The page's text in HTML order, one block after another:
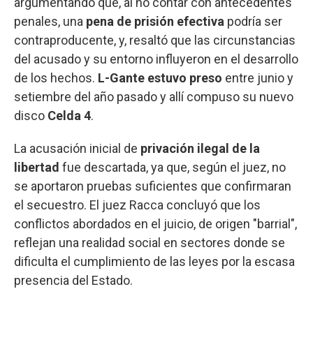
penales, una pena de prisión efectiva podría ser
contraproducente, y, resaltó que las circunstancias
del acusado y su entorno influyeron en el desarrollo
de los hechos. L-Gante estuvo preso entre junio y
setiembre del año pasado y allí compuso su nuevo
disco Celda 4.
La acusación inicial de privación ilegal de la
libertad fue descartada, ya que, según el juez, no
se aportaron pruebas suficientes que confirmaran
el secuestro. El juez Racca concluyó que los
conflictos abordados en el juicio, de origen "barrial",
reflejan una realidad social en sectores donde se
dificulta el cumplimiento de las leyes por la escasa
presencia del Estado.